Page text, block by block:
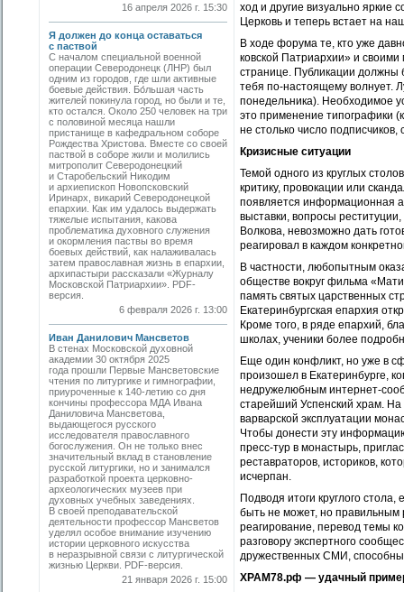
16 апреля 2026 г. 15:30
Я должен до конца оставаться
с паствой
С началом специальной военной
операции Северодонецк (ЛНР) был
одним из городов, где шли активные
боевые действия. Бо́льшая часть
жителей покинула город, но были и те,
кто остался. Около 250 человек на три
с половиной месяца нашли
пристанище в кафедральном соборе
Рождества Христова. Вместе со своей
паствой в соборе жили и молились
митрополит Северодонецкий
и Старобельский Никодим
и архиепископ Новопсковский
Иринарх, викарий Северодонецкой
епархии. Как им удалось выдержать
тяжелые испытания, какова
проблематика духовного служения
и окормления паствы во время
боевых действий, как налаживалась
затем православная жизнь в епархии,
архипастыри рассказали «Журналу
Московской Патриархии». PDF-
версия.
6 февраля 2026 г. 13:00
Иван Данилович Мансветов
В стенах Московской духовной
академии 30 октября 2025
года прошли Первые Мансветовские
чтения по литургике и гимнографии,
приуроченные к 140-летию со дня
кончины профессора МДА Ивана
Даниловича Мансветова,
выдающегося русского
исследователя православного
богослужения. Он не только внес
значительный вклад в становление
русской литургики, но и занимался
разработкой проекта церковно-
археологических музеев при
духовных учебных заведениях.
В своей преподавательской
деятельности профессор Мансветов
уделял особое внимание изучению
истории церковного искусства
в неразрывной связи с литургической
жизнью Церкви. PDF-версия.
21 января 2026 г. 15:00
ход и другие визуально яркие
Церковь и теперь встает на
В ходе форума те, кто уже
ковской Патриархии» и
странице. Публикации должны
тебя по-настоящему волнует.
понедельника). Необходимое
это применение типографики
не столько число
Кризисные ситуации
Темой одного из круглых
критику, провокации или
появляется информационная
выставки, вопросы
Волкова, невозможно дать
реагировал в каждом
В частности, любопытным
обществе вокруг фильма
память святых царственных
Екатеринбургская епархия
Кроме того, в ряде епархий,
школах, ученики более
Еще один конфликт, но уже в
произошел в Екатеринбурге,
недружелюбным интернет-
старейший Успенский храм.
варварской эксплуатации
Чтобы донести эту
пресс-тур в монастырь,
реставраторов, историков,
исчерпан.
Подводя итоги круглого
быть не может, но правильным
реагирование, перевод темы
разговору экспертного
дружественных СМИ,
ХРАМ78.рф — удачный пример